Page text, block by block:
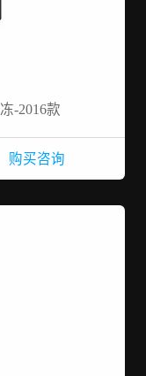
-2016款
购买咨询